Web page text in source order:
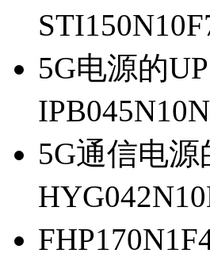
5G电源的
5G通信电源